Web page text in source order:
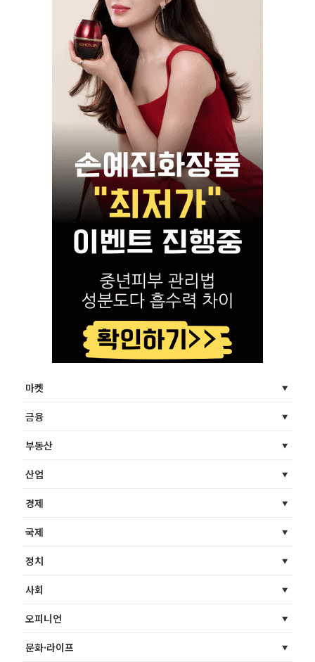
마켓
금융
부동산
산업
경제
국제
정치
사회
오피니언
문화·라이프